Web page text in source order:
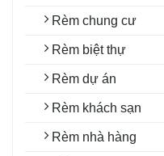
Rèm chung cư
Rèm biệt thự
Rèm dự án
Rèm khách sạn
Rèm nhà hàng